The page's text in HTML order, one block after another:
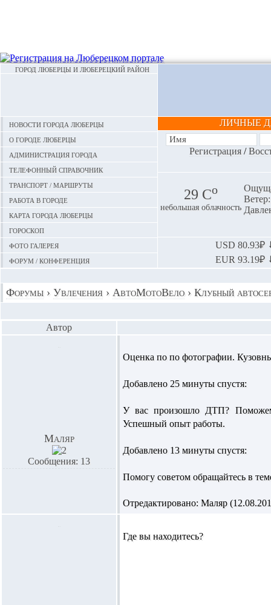
ГОРОД ЛЮБЕРЦЫ И ЛЮБЕРЕЦКИЙ РАЙОН
Новости города Люберцы
О городе Люберцы
Администрация города
Телефонный справочник
Транспорт / маршруты
Работа в городе
Карта города Люберцы
Гороскоп
Фото галерея
Форум / конференция
ЛИЧНЫЕ
Регистрация/
29 Сo
небольшая облачность
USD 80.93₽
EUR 93.19₽
Форумы › Увлечения › АвтоМотоВело › Клубный
Автор
Маляр
Сообщения: 13
Оценка по по фотографии.
Добавлено 25 минуты спустя:
У вас произошло ДТП? Поможем
Успешный опыт работы.
Добавлено 13 минуты спустя:
Помогу советом обращайтесь в
Отредактировано: Маляр
Где вы находитесь?